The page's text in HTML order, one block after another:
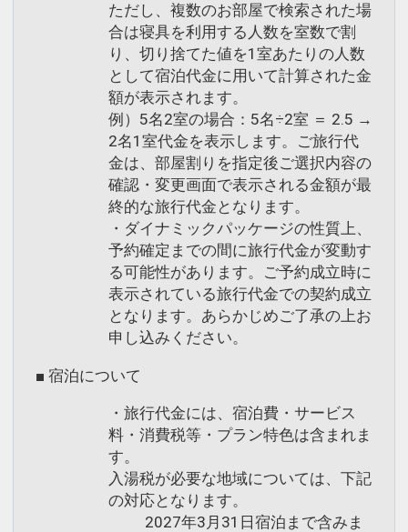
ただし、複数のお部屋で検索された場
合は寝具を利用する人数を室数で割
り、切り捨てた値を1室あたりの人数
として宿泊代金に用いて計算された金
額が表示されます。
例）5名2室の場合：5名÷2室 ＝ 2.5 →
2名1室代金を表示します。ご旅行代
金は、部屋割りを指定後ご選択内容の
確認・変更画面で表示される金額が最
終的な旅行代金となります。
・ダイナミックパッケージの性質上、
予約確定までの間に旅行代金が変動す
る可能性があります。ご予約成立時に
表示されている旅行代金での契約成立
となります。あらかじめご了承の上お
申し込みください。
■ 宿泊について
・旅行代金には、宿泊費・サービス
料・消費税等・プラン特色は含まれま
す。
入湯税が必要な地域については、下記
の対応となります。
2027年3月31日宿泊まで含みま